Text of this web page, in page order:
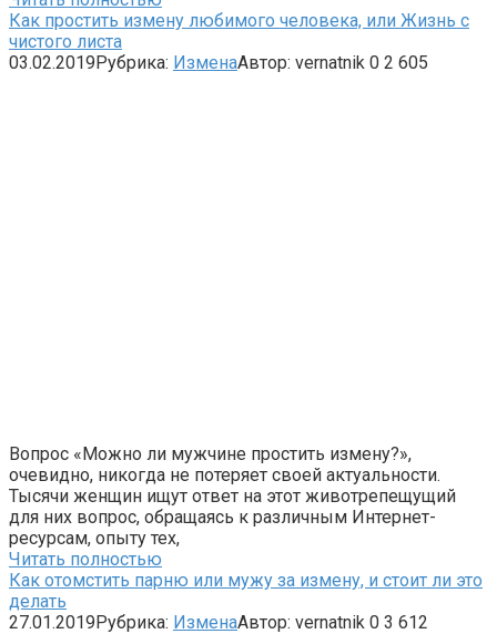
Как простить измену любимого человека, или Жизнь с
чистого листа
03.02.2019Рубрика: ИзменаАвтор: vernatnik 0 2 605
Вопрос «Можно ли мужчине простить измену?»,
очевидно, никогда не потеряет своей актуальности.
Тысячи женщин ищут ответ на этот животрепещущий
для них вопрос, обращаясь к различным Интернет-
ресурсам, опыту тех,
Читать полностью
Как отомстить парню или мужу за измену, и стоит ли это
делать
27.01.2019Рубрика: ИзменаАвтор: vernatnik 0 3 612